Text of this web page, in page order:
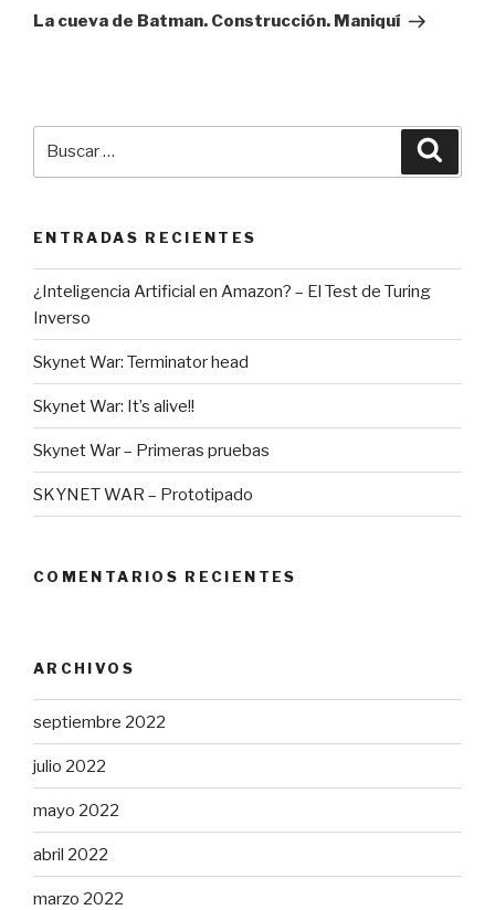
entrada
La cueva de Batman. Construcción. Maniquí
ENTRADAS RECIENTES
¿Inteligencia Artificial en Amazon? – El Test de Turing
Inverso
Skynet War: Terminator head
Skynet War: It’s alive!!
Skynet War – Primeras pruebas
SKYNET WAR – Prototipado
COMENTARIOS RECIENTES
ARCHIVOS
septiembre 2022
julio 2022
mayo 2022
abril 2022
marzo 2022